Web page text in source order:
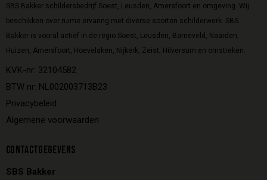
SBS Bakker schildersbedrijf Soest, Leusden, Amersfoort en omgeving. Wij
beschikken over ruime ervaring met diverse soorten schilderwerk. SBS
Bakker is vooral actief in de regio Soest, Leusden, Barneveld, Naarden,
Huizen, Amersfoort, Hoevelaken, Nijkerk, Zeist, Hilversum en omstreken.
KVK-nr: 32104582
BTW nr: NL002003713B23
Privacybeleid
Algemene voorwaarden
CONTACTGEGEVENS
SBS Bakker